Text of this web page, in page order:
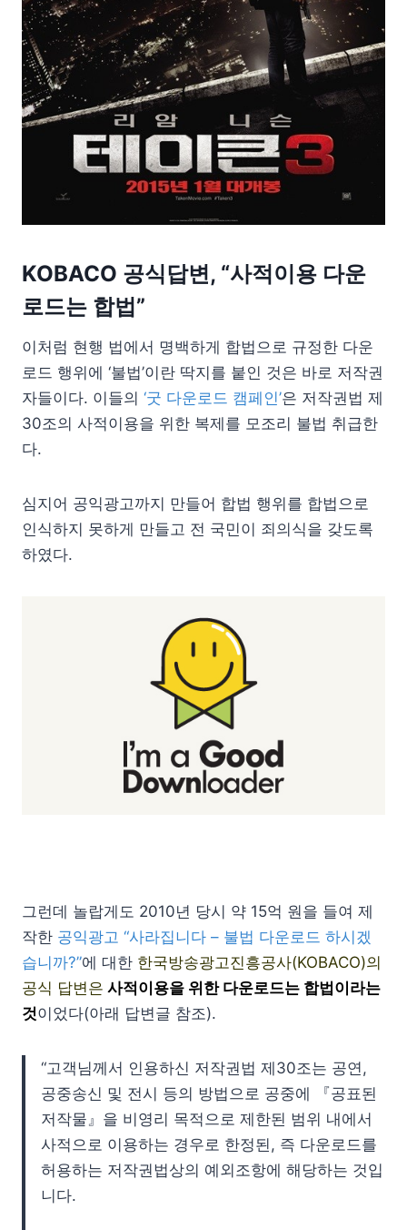
KOBACO 공식답변, “사적이용 다운
로드는 합법”
이처럼 현행 법에서 명백하게 합법으로 규정한 다운
로드 행위에 ‘불법’이란 딱지를 붙인 것은 바로 저작권
자들이다. 이들의 ‘굿 다운로드 캠페인’은 저작권법 제
30조의 사적이용을 위한 복제를 모조리 불법 취급한
다.
심지어 공익광고까지 만들어 합법 행위를 합법으로
인식하지 못하게 만들고 전 국민이 죄의식을 갖도록
하였다.
그런데 놀랍게도 2010년 당시 약 15억 원을 들여 제
작한 공익광고 “사라집니다 – 불법 다운로드 하시겠
습니까?”에 대한 한국방송광고진흥공사(KOBACO)의
공식 답변은 사적이용을 위한 다운로드는 합법이라는
것이었다(아래 답변글 참조).
“고객님께서 인용하신 저작권법 제30조는 공연,
공중송신 및 전시 등의 방법으로 공중에 『공표된
저작물』을 비영리 목적으로 제한된 범위 내에서
사적으로 이용하는 경우로 한정된, 즉 다운로드를
허용하는 저작권법상의 예외조항에 해당하는 것입
니다.